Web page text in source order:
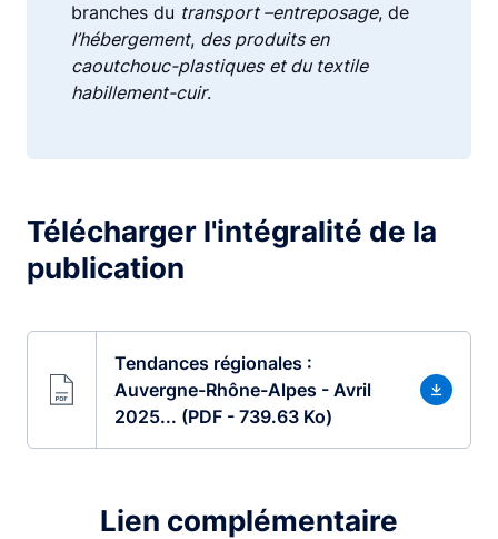
branches du transport –entreposage, de
l’hébergement, des produits en
caoutchouc-plastiques et du textile
habillement-cuir.
Télécharger l'intégralité de la
publication
Tendances régionales :
Auvergne-Rhône-Alpes - Avril
2025... (PDF - 739.63 Ko)
Lien complémentaire